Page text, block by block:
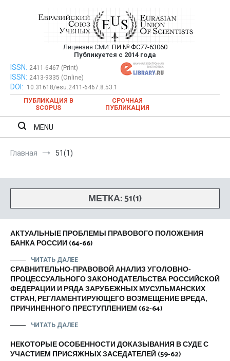
Евразийский Союз Ученых —
публикация научных статей в
ежемесячном научном журнале
Лицензия СМИ: ПИ № ФС77-63060
Публикуется с 2014 года
Евразийский Союз Ученых — публикация научных статей в
ежемесячном научном журнале
ISSN: 2411-6467 (Print)
ISSN: 2413-9335 (Online)
DOI:
10.31618/esu.2411-6467.8.53.1
ПУБЛИКАЦИЯ В
SCOPUS
СРОЧНАЯ
ПУБЛИКАЦИЯ
MENU
Главная 51(1)
МЕТКА:51(1)
АКТУАЛЬНЫЕ ПРОБЛЕМЫ ПРАВОВОГО ПОЛОЖЕНИЯ
БАНКА РОССИИ (64-66)
ЧИТАТЬ ДАЛЕЕ
СРАВНИТЕЛЬНО-ПРАВОВОЙ АНАЛИЗ УГОЛОВНО-
ПРОЦЕССУАЛЬНОГО ЗАКОНОДАТЕЛЬСТВА РОССИЙСКОЙ
ФЕДЕРАЦИИ И РЯДА ЗАРУБЕЖНЫХ МУСУЛЬМАНСКИХ
СТРАН, РЕГЛАМЕНТИРУЮЩЕГО ВОЗМЕЩЕНИЕ ВРЕДА,
ПРИЧИНЕННОГО ПРЕСТУПЛЕНИЕМ (62-64)
ЧИТАТЬ ДАЛЕЕ
НЕКОТОРЫЕ ОСОБЕННОСТИ ДОКАЗЫВАНИЯ В СУДЕ С
УЧАСТИЕМ ПРИСЯЖНЫХ ЗАСЕДАТЕЛЕЙ (59-62)